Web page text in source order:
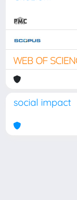
social impact